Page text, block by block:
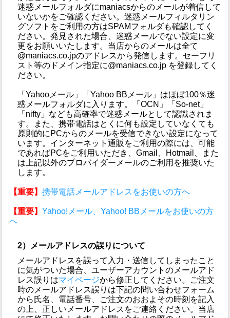
迷惑メールフォルダにmaniacsからのメールが着信して
いないかをご確認ください。迷惑メールフィルタリン
グソフトをご利用の方はSPAMフォルダも確認してく
ださい。発見された場合、迷惑メールでない設定に変
更をお願いいたします。当店からのメールは全て
@maniacs.co.jpのアドレスから発信します。セーフリ
スト等のドメイン指定に@maniacs.co.jp を登録してく
ださい。
「Yahooメール」「Yahoo BBメール」はほぼ100％迷
惑メールフォルダに入ります。「OCN」「So-net」
「nifty」なども高確率で迷惑メールとして認識されま
す。また、携帯電話はとくに何も設定していなくても
原則的にPCからのメールを受信できない設定になって
います。インターネット通販をご利用の際には、可能
であればPCをご利用いただき、Gmail、Hotmail、また
は上記以外のプロバイダーメールのご利用を推奨いた
します。
【重要】 携帯電話メールアドレスをお使いの方へ
【重要】 Yahoo!メール、Yahoo! BBメールをお使いの方
へ
2）メールアドレスの誤りについて
メールアドレスを誤って入力・送信してしまったこと
に気がついた場合、ユーザーアカウントのメールアド
レス誤りはマイページから修正してください。ご注文
時のメールアドレス誤りは下記の問い合わせフォーム
から氏名、電話番号、ご注文のおおよその時刻を記入
の上、正しいメールアドレスをご連絡ください。当店